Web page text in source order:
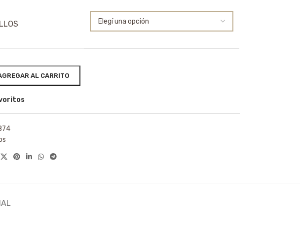
AL CARRITO